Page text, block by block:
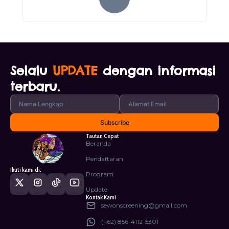
Selalu UPDATE dengan informasi
terbaru.
Ikuti kami di:
Tautan Cepat
Beranda
Pendaftaran
Program
Update
Kontak Kami
sewonscreening@gmail.com
(+62) 856-4112-5301